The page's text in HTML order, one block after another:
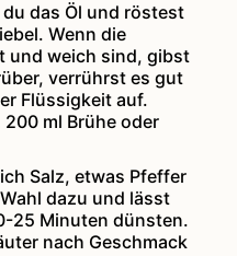
das Öl und röstest
Wenn die
und weich sind, gibst
verrührst es gut
Flüssigkeit auf.
200 ml Brühe oder
Salz, etwas Pfeffer
dazu und lässt
25 Minuten dünsten.
nach Geschmack